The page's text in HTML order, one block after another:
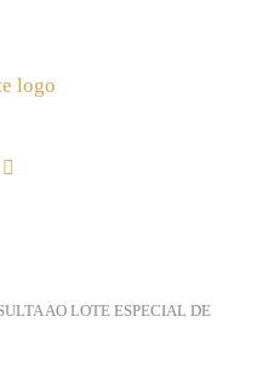
AO LOTE ESPECIAL DE